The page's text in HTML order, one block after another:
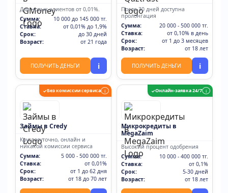
Для новых клиентов от 0,01%.
Сумма:
10 000 до 145 000 тг.
Ставка:
от 0,01% до 1,9%
Срок:
до 30 дней
Возраст:
от 21 года
ПОЛУЧИТЬ ДЕНЬГИ i
После 30 дней доступна
пролонгация
Сумма:
20 000 - 500 000 тг.
Ставка:
от 0,10% в день
Срок:
от 1 до 3 месяцев
Возраст:
от 18 лет
ПОЛУЧИТЬ ДЕНЬГИ i
✓Без комиссии сервиса i
Займы в Credy
Круглосуточно, онлайн и
никакой комиссии сервиса
Сумма:
5 000 - 500 000 тг.
Ставка:
от 0,01%
Срок:
от 1 до 62 дня
Возраст:
от 18 до 70 лет
✓Онлайн-заявка 24/7 i
Микрокредиты в
MegaZaim
Высокий процент одобрения
Сумма:
10 000 - 400 000 тг.
Ставка:
от 0,1%
Срок:
5-30 дней
Возраст:
от 18 лет